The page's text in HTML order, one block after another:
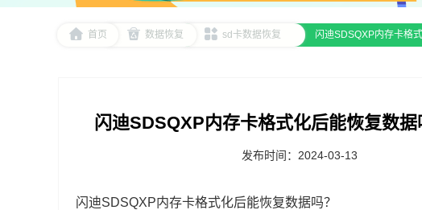
首页 数据恢复 sd卡数据恢复 闪迪SDSQXP内存卡格
闪迪SDSQXP内存卡格式化后能恢复数
发布时间：2024-03-13
闪迪SDSQXP内存卡格式化后能恢复数据吗？